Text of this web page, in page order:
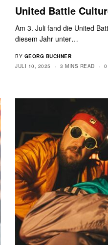
United Battle
Am 3. Juli fand die United
diesem Jahr unter…
BY GEORG BUCHNER
JULI 10, 2025
3 MINS READ